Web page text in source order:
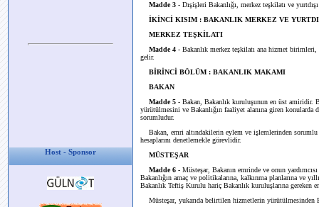
Host - Sponsor
Madde 3 - Dışişleri Bakanlığı, merkez teşkilatı ve
İKİNCİ KISIM : BAKANLIK MERKEZ VE
MERKEZ TEŞKİLATI
Madde 4 - Bakanlık merkez teşkilatı ana hizmet
gelir.
BİRİNCİ BÖLÜM : BAKANLIK MAKAMI
BAKAN
Madde 5 - Bakan, Bakanlık kuruluşunun en üst amiridir.
yürütülmesini ve Bakanlığın faaliyet alanına giren
sorumludur.
Bakan, emri altındakilerin eylem ve işlemlerinden sorumlu
hesaplarını denetlemekle görevlidir.
MÜSTEŞAR
Madde 6 - Müsteşar, Bakanın emrinde ve onun
Bakanlığın amaç ve politikalarına, kalkınma planlarına ve
Bakanlık Teftiş Kurulu hariç Bakanlık kuruluşlarına gereken
Müsteşar, yukarıda belirtilen hizmetlerin yürütülmesinden